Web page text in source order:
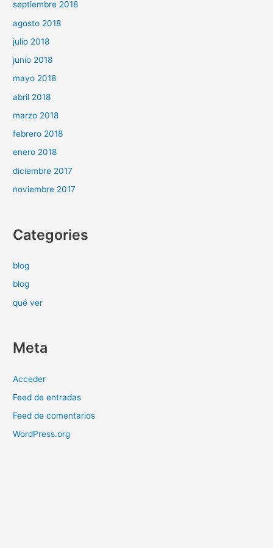
septiembre 2018
agosto 2018
julio 2018
junio 2018
mayo 2018
abril 2018
marzo 2018
febrero 2018
enero 2018
diciembre 2017
noviembre 2017
Categories
blog
blog
qué ver
Meta
Acceder
Feed de entradas
Feed de comentarios
WordPress.org